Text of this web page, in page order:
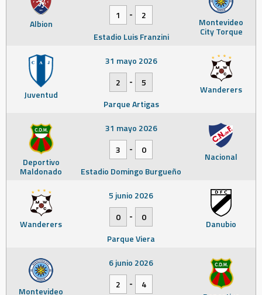
Albion Montevideo
City Torque
1
-
2
Estadio Luis Franzini
Juventud Wanderers
31 mayo 2026
2
-
5
Parque Artigas
Deportivo
Maldonado
Nacional
31 mayo 2026
3
-
0
Estadio Domingo Burgueño
Wanderers Danubio
5 junio 2026
0
-
0
Parque Viera
Montevideo
6 junio 2026
2
-
4